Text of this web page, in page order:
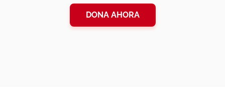
DONA AHORA